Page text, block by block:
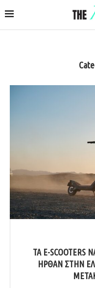
ΤΑ E-SCOOTERS
ΉΡΘΑΝ ΣΤΗΝ